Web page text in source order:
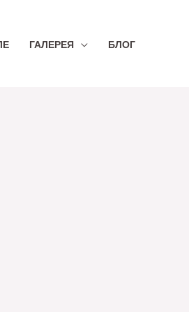
ГАЛЕРЕЯ БЛОГ